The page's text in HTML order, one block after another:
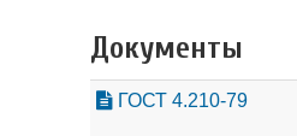
Документы
ГОСТ 4.210-79